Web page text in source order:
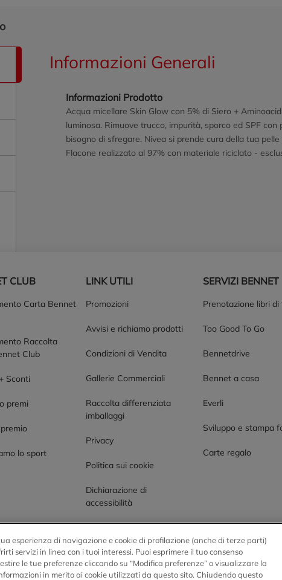
Informazioni Generali
Informazioni Prodotto
Acqua micellare Skin Glow con 5% di Siero +
luminosa. Rimuove trucco, impurità, sporco ed SPF
bisogno di sfregare. Nivea si prende cura della tua
Flacone realizzato al 97% con materiale riciclato -
CLUB
Carta Bennet
Raccolta
Club
Sconti
premi
lo sport
LINK UTILI
Promozioni
Avvisi e richiamo prodotti
Condizioni di Vendita
Gallerie Commerciali
Raccolta differenziata
imballaggi
Privacy
Politica sui cookie
Dichiarazione di
accessibilità
SERVIZI BENNET
Prenotazione libri
Too Good To Go
Bennetdrive
Bennet a casa
Everli
Sviluppo e stampa
Carte regalo
Enzo Ratti, 2 - 22070 Montano Lucino (CO)
esperienza di navigazione e cookie di profilazione (anche di terze parti)
servizi in linea con i tuoi interessi. Puoi esprimere il tuo consenso
le tue preferenze cliccando su “Modifica preferenze” o visualizzare la
in merito ai cookie utilizzati da questo sito. Chiudendo questo